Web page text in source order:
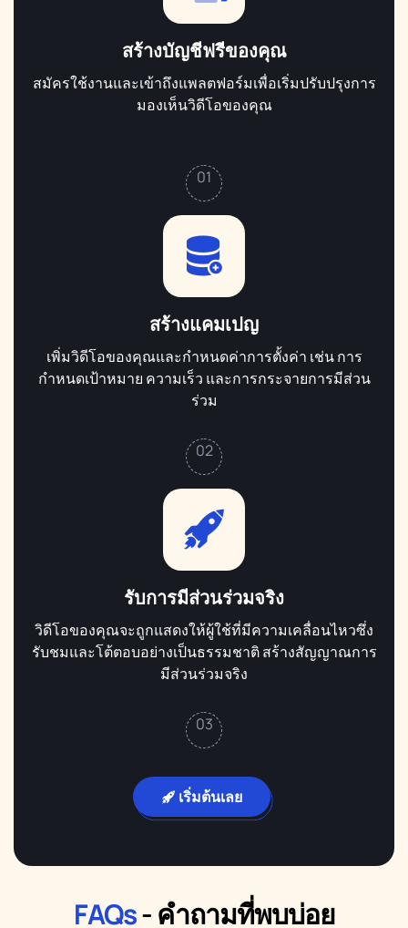
สร้างบัญชีฟรีของคุณ
สมัครใช้งานและเข้าถึงแพลตฟอร์มเพื่อเริ่มปรับปรุงการ
มองเห็นวิดีโอของคุณ
01
สร้างแคมเปญ
เพิ่มวิดีโอของคุณและกำหนดค่าการตั้งค่า เช่น การ
กำหนดเป้าหมาย ความเร็ว และการกระจายการมีส่วน
ร่วม
02
รับการมีส่วนร่วมจริง
วิดีโอของคุณจะถูกแสดงให้ผู้ใช้ที่มีความเคลื่อนไหวซึ่ง
รับชมและโต้ตอบอย่างเป็นธรรมชาติ สร้างสัญญาณการ
มีส่วนร่วมจริง
03
เริ่มต้นเลย
FAQs- คำถามที่พบบ่อย